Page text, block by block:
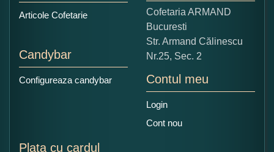
Copiati alaturi numarul din imagine:
Articole Cofetarie
Candybar
Configureaza candybar
Cofetaria ARMAND
Bucuresti
Str. Armand Călinescu
Nr.25, Sec. 2
Contul meu
Login
Cont nou
Plata cu cardul